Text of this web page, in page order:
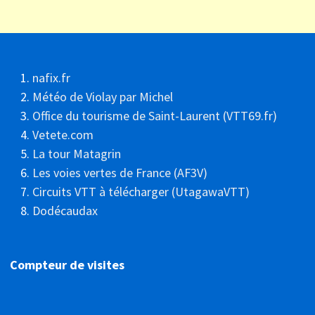
nafix.fr
Météo de Violay par Michel
Office du tourisme de Saint-Laurent (VTT69.fr)
Vetete.com
La tour Matagrin
Les voies vertes de France (AF3V)
Circuits VTT à télécharger (UtagawaVTT)
Dodécaudax
Compteur de visites